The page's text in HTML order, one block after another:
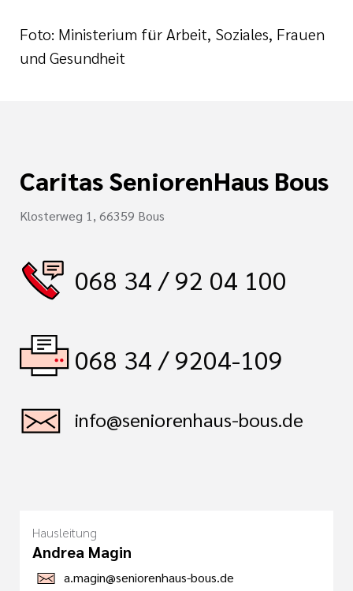
Foto: Ministerium für Arbeit, Soziales, Frauen
und Gesundheit
Caritas SeniorenHaus Bous
Klosterweg 1, 66359 Bous
068 34 / 92 04 100
068 34 / 9204-109
info@seniorenhaus-bous.de
Hausleitung
Andrea Magin
a.magin@seniorenhaus-bous.de